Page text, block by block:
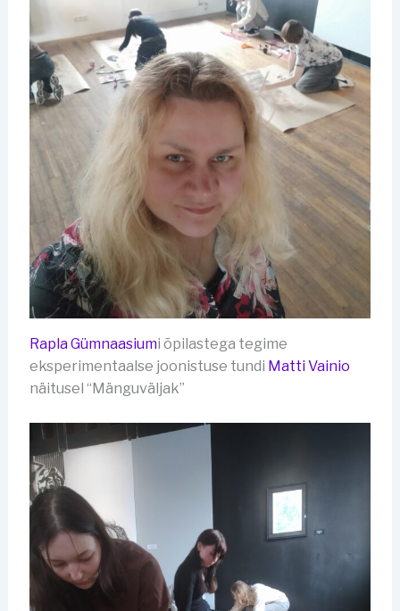
Rapla Gümnaasiumi õpilastega tegime
eksperimentaalse joonistuse tundi Matti Vainio
näitusel “Mänguväljak”